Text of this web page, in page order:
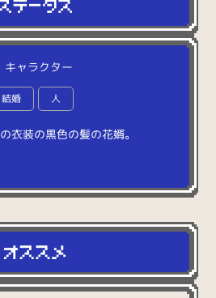
キャラクター
結婚 人
の衣装の黒色の髪の花婿。